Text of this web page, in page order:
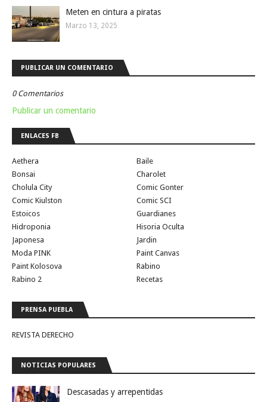
Meten en cintura a piratas
Marzo 13, 2025
PUBLICAR UN COMENTARIO
0 Comentarios
Publicar un comentario
ENLACES FB
Aethera
Baile
Bonsai
Charolet
Cholula City
Comic Gonter
Comic Kiulston
Comic SCI
Estoicos
Guardianes
Hidroponia
Hisoria Oculta
Japonesa
Jardin
Moda PINK
Paint Canvas
Paint Kolosova
Rabino
Rabino 2
Recetas
PRENSA PUEBLA
REVISTA DERECHO
NOTICIAS POPULARES
Descasadas y arrepentidas